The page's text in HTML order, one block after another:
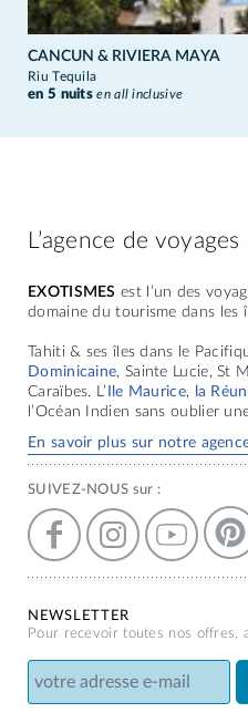
CANCUN & RIVIERA MAYA
Riu Tequila
en 5 nuitsen all inclusive
L’agence de
EXOTISMES est l’un des
domaine du tourisme dans les
Tahiti & ses îles dans le
Dominicaine , Sainte Lucie, St
Caraïbes. L’
Ile Maurice, la
l’Océan Indien sans oublier
En savoir plus sur notre
SUIVEZ-NOUS sur :
NEWSLETTER
Pour recevoir toutes nos offres,